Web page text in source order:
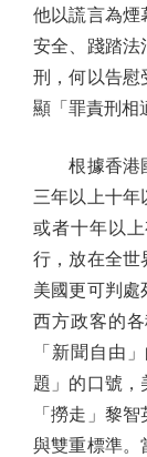
他以謊言為煙
安全、踐踏法
刑，何以告慰
顯「罪責刑相
根據香港國
三年以上十年
或者十年以
行，放在全世
美國更可判處
西方政客的
「新聞自由
題」的口號，
「撈走」黎
與雙重標準。